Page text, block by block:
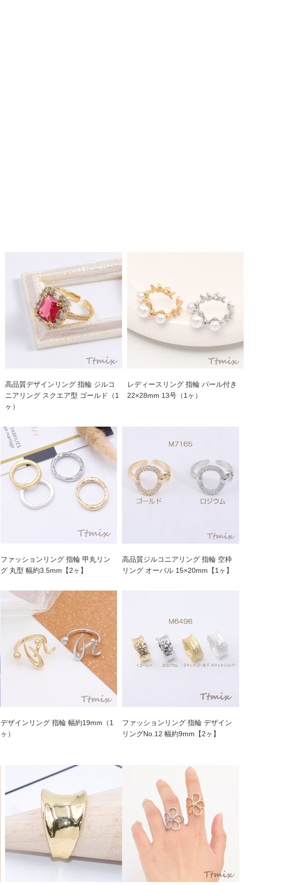
高品質デザインリング 指輪 ジルコ
ニアリング スクエア型 ゴールド（1
ヶ）
レディースリング 指輪 パール付き
22×28mm 13号（1ヶ）
ファッションリング 指輪 甲丸リン
グ 丸型 幅約3.5mm【2ヶ】
高品質ジルコニアリング 指輪 空枠
リング オーバル 15×20mm【1ヶ】
デザインリング 指輪 幅約19mm（1
ヶ）
ファッションリング 指輪 デザイン
リングNo.12 幅約9mm【2ヶ】